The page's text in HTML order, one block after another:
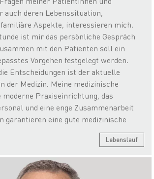
auch deren Lebenssituation,
Aspekte, interessieren mich.
ist mir das persönliche Gespräch
mit den Patienten soll ein
Vorgehen festgelegt werden.
Entscheidungen ist der aktuelle
der Medizin. Meine medizinische
moderne Praxiseinrichtung, das
und eine enge Zusammenarbeit
garantieren eine gute medizinische
Lebenslauf